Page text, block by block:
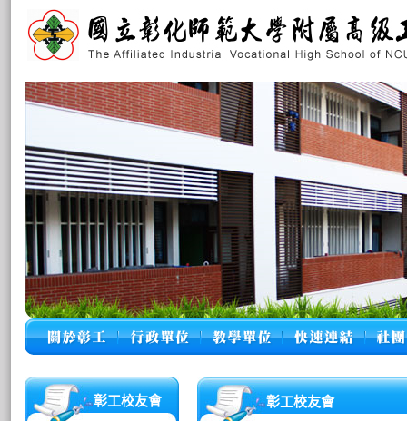
彰工校友會 彰工校友會